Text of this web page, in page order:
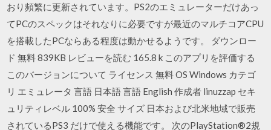
おり頻繁に更新されています。PS2のエミュレーターだけあっ
てPCのスペックはそれなりに必要ですが最近のマルチコアCPU
を搭載したPCならある程度は動かせるようです。 ダウンロー
ド 無料 839KB レビューを読む 165.8 k このアプリを評価する
このバージョンについて ライセンス 無料 OS Windows カテゴ
リ エミュレータ 言語 日本語 言語 English 作成者 linuzzap セキ
ュリティレベル 100% 安全 サイズ 日本および北米地域で販売
されているPS3 だけで使える機能です。 次のPlayStation®2規